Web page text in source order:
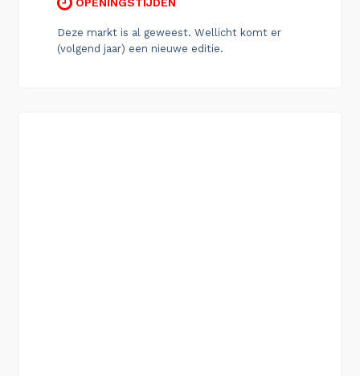
Deze markt is al geweest. Wellicht komt er
(volgend jaar) een nieuwe editie.